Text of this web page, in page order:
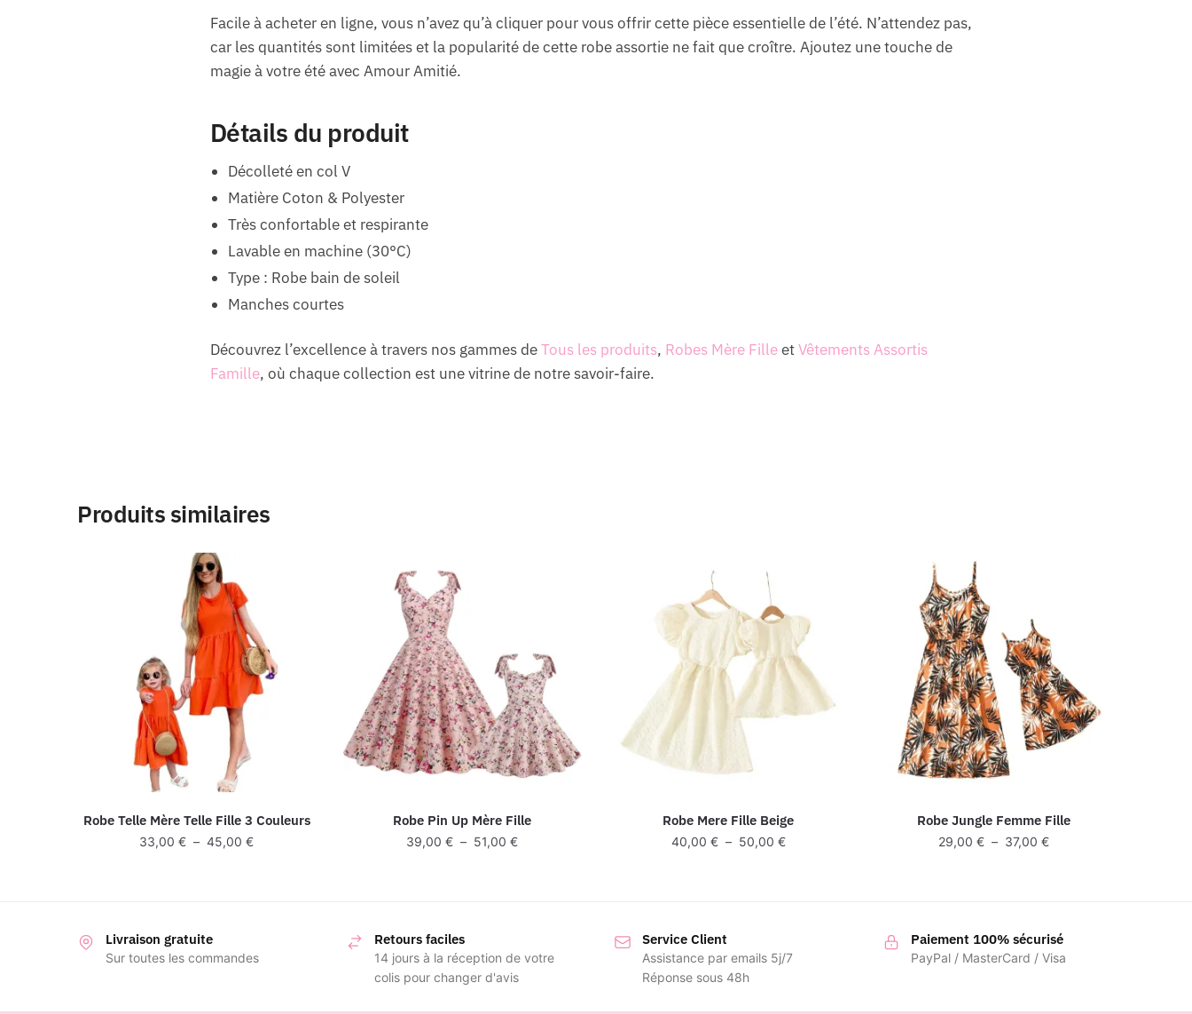
Facile à acheter en ligne, vous n’avez qu’à cliquer pour vous offrir cette pièce essentielle de l’été. N’attendez pas,
car les quantités sont limitées et la popularité de cette robe assortie ne fait que croître. Ajoutez une touche de
magie à votre été avec Amour Amitié.
Détails du produit
Décolleté en col V
Matière Coton & Polyester
Très confortable et respirante
Lavable en machine (30°C)
Type : Robe bain de soleil
Manches courtes
Découvrez l’excellence à travers nos gammes deTous les produits, Robes Mère FilleetVêtements Assortis
Famille, où chaque collection est une vitrine de notre savoir-faire.
Produits similaires
Robe Telle Mère Telle Fille 3 Couleurs
33,00€ – 45,00€Plage
Robe Pin Up Mère Fille
39,00€ – 51,00€Plage
Robe Mere Fille Beige
40,00 € – 50,00 €Plage
Robe Jungle Femme Fille
29,00€ – 37,00€Plage
37,00 €
Livraison gratuite
Sur toutes les commandes
Retours faciles
14 jours à la réception de votre
colis pour changer d'avis
Service Client
Assistance par emails 5j/7
Réponse sous 48h
Paiement 100% sécurisé
PayPal / MasterCard / Visa